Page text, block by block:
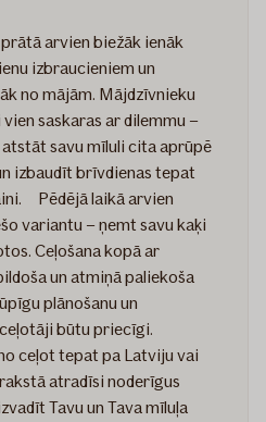
arvien biežāk ienāk
izbraucieniem un
no mājām. Mājdzīvnieku
saskaras ar dilemmu –
savu mīluli cita aprūpē
izbaudīt brīvdienas tepat
Pēdējā laikā arvien
variantu – ņemt savu kaķi
Ceļošana kopā ar
un atmiņā paliekoša
plānošanu un
būtu priecīgi.
ceļot tepat pa Latviju vai
atradīsi noderīgus
Tavu un Tava mīluļa